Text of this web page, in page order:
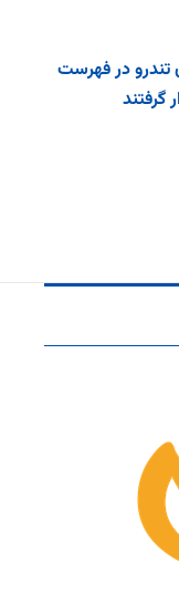
تندرو در فهرست
گرفتند